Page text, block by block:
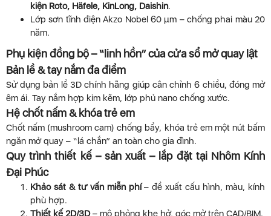
kiện Roto, Häfele, KinLong, Daishin.
Lớp sơn tĩnh điện Akzo Nobel 60 μm – chống phai màu 20
năm.
Phụ kiện đồng bộ – “linh hồn” của cửa sổ mở quay lật
Bản lề & tay nắm đa điểm
Sử dụng bản lề 3D chính hãng giúp cân chỉnh 6 chiều, đóng mở
êm ái. Tay nắm hợp kim kẽm, lớp phủ nano chống xước.
Hệ chốt nấm & khóa trẻ em
Chốt nấm (mushroom cam) chống bẩy, khóa trẻ em một nút bấm
ngăn mở quay – “lá chắn” an toàn cho gia đình.
Quy trình thiết kế – sản xuất – lắp đặt tại Nhôm Kính
Đại Phúc
Khảo sát & tư vấn miễn phí– đề xuất cấu hình, màu, kính
phù hợp.